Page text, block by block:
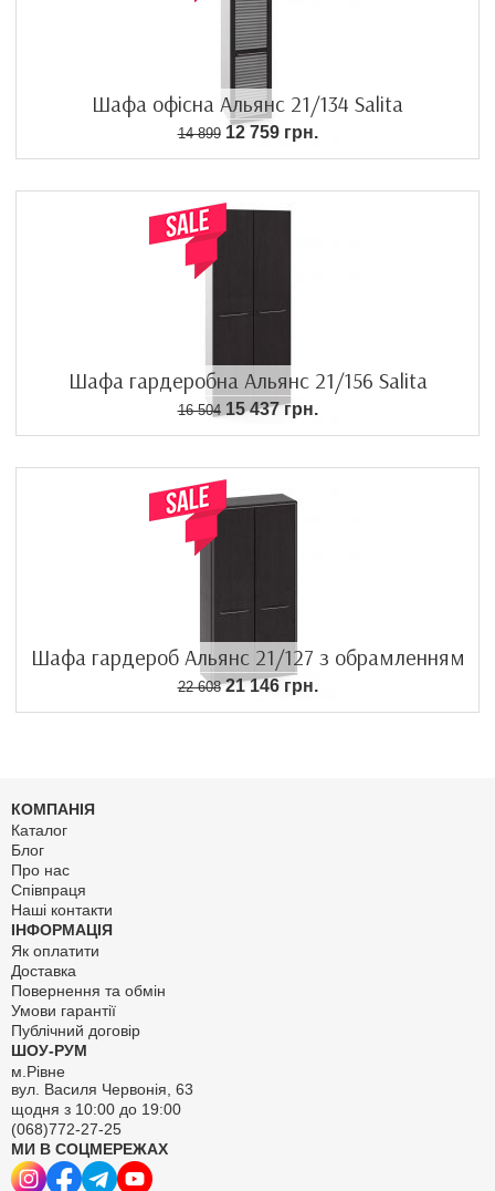
Шафа офісна Альянс 21/134 Salita
14 89912 759 грн.
Шафа гардеробна Альянс 21/156 Salita
16 50415 437 грн.
Шафа гардероб Альянс 21/127 з обрамленням
22 60821 146 грн.
КОМПАНІЯ
Каталог
Блог
Про нас
Співпраця
Наші контакти
ІНФОРМАЦІЯ
Як оплатити
Доставка
Повернення та обмін
Умови гарантії
Публічний договір
ШОУ-РУМ
м.Рівне
вул. Василя Червонія, 63
щодня з 10:00 до 19:00
(068)772-27-25
МИ В СОЦМЕРЕЖАХ